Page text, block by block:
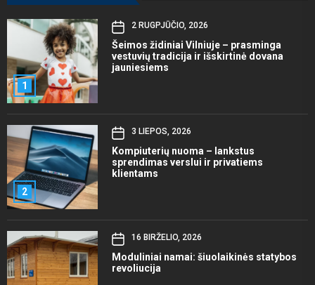
1
2 RUGPJŪČIO, 2026
Šeimos židiniai Vilniuje – prasminga
vestuvių tradicija ir išskirtinė dovana
jauniesiems
2
3 LIEPOS, 2026
Kompiuterių nuoma – lankstus
sprendimas verslui ir privatiems
klientams
16 BIRŽELIO, 2026
Moduliniai namai: šiuolaikinės statybos
revoliucija